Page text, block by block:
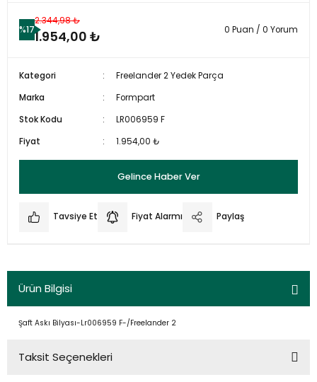
%17
2.344,98 ₺
1.954,00 ₺ 0 Puan / 0 Yorum
Kategori
Freelander 2 Yedek Parça
Marka
Formpart
Stok Kodu
LR006959 F
Fiyat
1.954,00 ₺
Gelince Haber Ver
Tavsiye Et Fiyat Alarmı Paylaş
Ürün Bilgisi
Şaft Askı Bilyası-Lr006959 F-/Freelander 2
Taksit Seçenekleri